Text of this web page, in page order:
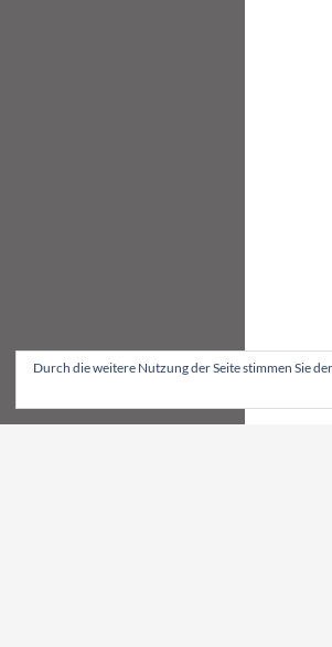
Durch die weitere Nutzung der Seite stimmen Sie